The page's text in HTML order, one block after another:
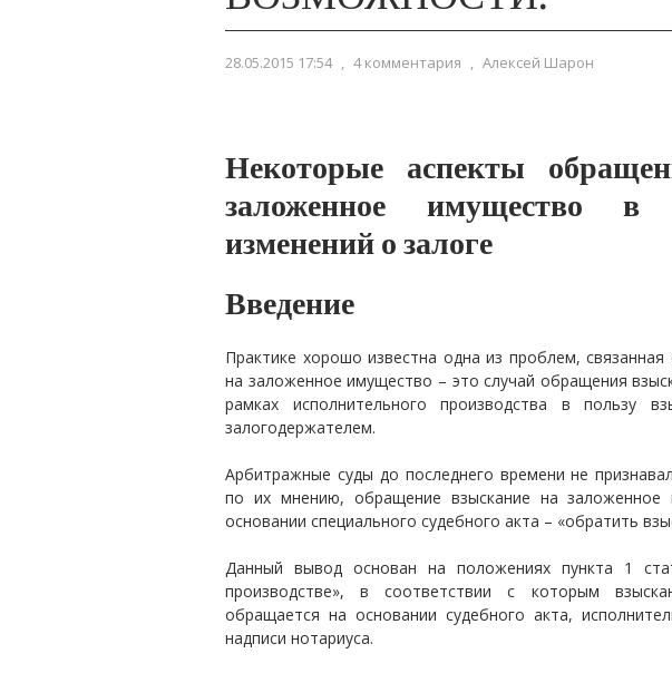
28.05.2015 17:54 , 4 комментария , Алексей Шарон
Некоторые аспекты
заложенное имущество в
изменений о залоге
Введение
Практике хорошо известна одна из проблем,
на заложенное имущество – это случай обращения
рамках исполнительного производства в пользу
залогодержателем.
Арбитражные суды до последнего времени не
по их мнению, обращение взыскание на
основании специального судебного акта – «обратить
Данный вывод основан на положениях пункта 1
производстве», в соответствии с которым
обращается на основании судебного акта,
надписи нотариуса.